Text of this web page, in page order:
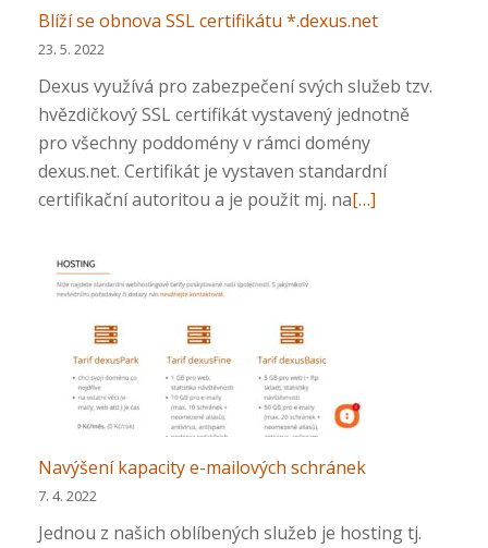
Blíží se obnova SSL certifikátu *.dexus.net
23. 5. 2022
Dexus využívá pro zabezpečení svých služeb tzv.
hvězdičkový SSL certifikát vystavený jednotně
pro všechny poddomény v rámci domény
dexus.net. Certifikát je vystaven standardní
certifikační autoritou a je použit mj. naPřečtěte
SSL
certifikátu
[…]
Navýšení kapacity e-mailových schránek
7. 4. 2022
Jednou z našich oblíbených služeb je hosting tj.